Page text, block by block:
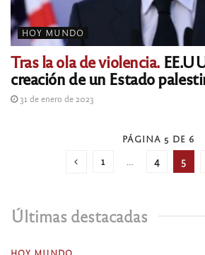
HOY MUNDO
Tras la ola de violencia.
creación de un Estado
31 de enero de 2023
PÁGINA 5 DE 6
1 4 5
Últimas destacadas